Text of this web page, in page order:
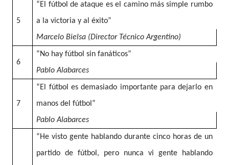
5
“El fútbol de ataque es el camino más simple rumbo
a la victoria y al éxito”
Marcelo Bielsa (Director Técnico Argentino)
6
“No hay fútbol sin fanáticos”
Pablo Alabarces
7
“El fútbol es demasiado importante para dejarlo en
manos del fútbol”
Pablo Alabarces
“He visto gente hablando durante cinco horas de un
partido de fútbol, pero nunca vi gente hablando